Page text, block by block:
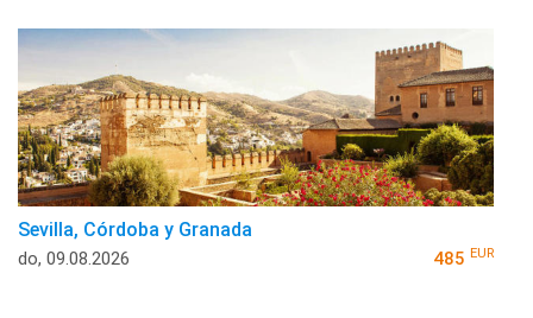
Sevilla, Córdoba y Granada
do, 09.08.2026 485 EUR